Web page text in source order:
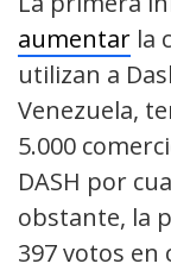
aumentar la
utilizan a
Venezuela,
5.000
DASH por
obstante, la
397 votos en